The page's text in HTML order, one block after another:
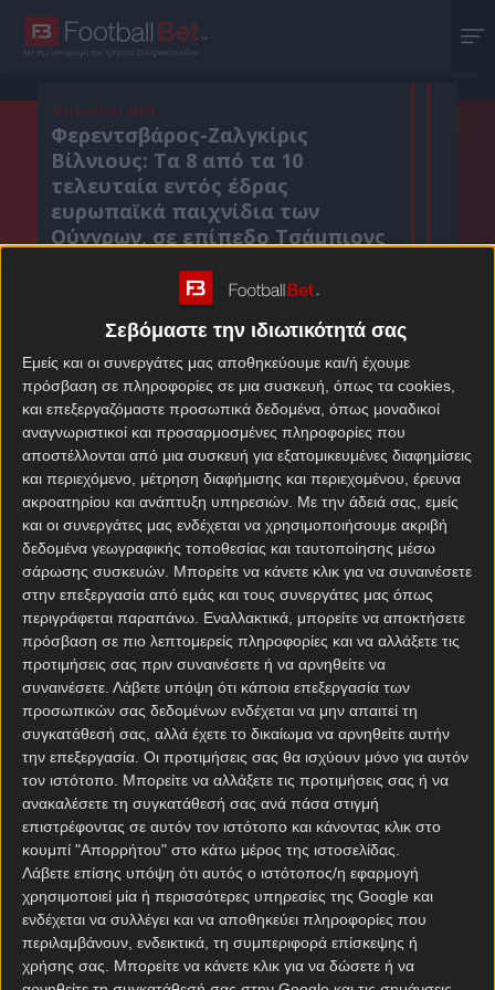
Σεβόμαστε την ιδιωτικότητά σας
Εμείς και οι συνεργάτες μας αποθηκεύουμε και/ή έχουμε
πρόσβαση σε πληροφορίες σε μια συσκευή, όπως τα cookies,
και επεξεργαζόμαστε προσωπικά δεδομένα, όπως μοναδικοί
αναγνωριστικοί και προσαρμοσμένες πληροφορίες που
αποστέλλονται από μια συσκευή για εξατομικευμένες διαφημίσεις
και περιεχόμενο, μέτρηση διαφήμισης και περιεχομένου, έρευνα
ακροατηρίου και ανάπτυξη υπηρεσιών. Με την άδειά σας, εμείς
και οι συνεργάτες μας ενδέχεται να χρησιμοποιήσουμε ακριβή
δεδομένα γεωγραφικής τοποθεσίας και ταυτοποίησης μέσω
σάρωσης συσκευών. Μπορείτε να κάνετε κλικ για να συναινέσετε
στην επεξεργασία από εμάς και τους συνεργάτες μας όπως
περιγράφεται παραπάνω. Εναλλακτικά, μπορείτε να αποκτήσετε
πρόσβαση σε πιο λεπτομερείς πληροφορίες και να αλλάξετε τις
προτιμήσεις σας πριν συναινέσετε ή να αρνηθείτε να
συναινέσετε. Λάβετε υπόψη ότι κάποια επεξεργασία των
προσωπικών σας δεδομένων ενδέχεται να μην απαιτεί τη
συγκατάθεσή σας, αλλά έχετε το δικαίωμα να αρνηθείτε αυτήν
την επεξεργασία. Οι προτιμήσεις σας θα ισχύουν μόνο για αυτόν
τον ιστότοπο. Μπορείτε να αλλάξετε τις προτιμήσεις σας ή να
ανακαλέσετε τη συγκατάθεσή σας ανά πάσα στιγμή
επιστρέφοντας σε αυτόν τον ιστότοπο και κάνοντας κλικ στο
κουμπί "Απορρήτου" στο κάτω μέρος της ιστοσελίδας.
Λάβετε επίσης υπόψη ότι αυτός ο ιστότοπος/η εφαρμογή
χρησιμοποιεί μία ή περισσότερες υπηρεσίες της Google και
ενδέχεται να συλλέγει και να αποθηκεύει πληροφορίες που
περιλαμβάνουν, ενδεικτικά, τη συμπεριφορά επίσκεψης ή
χρήσης σας. Μπορείτε να κάνετε κλικ για να δώσετε ή να
Με την υπογραφή του Χρήστου Σωτηρακόπουλου
20 Ιουλίου 2021
Φερεντσβάρος-Ζαλγκίρις
Βίλνιους: Τα 8 από τα 10
τελευταία εντός έδρας
ευρωπαϊκά παιχνίδια των
Ούγγρων, σε επίπεδο Τσάμπιονς
Κοιν. :
Πρόσθεσε το Footballbet.gr στην Google
ΣΤΟΙΧΗΜΑΤΙΚΕΣ ΠΡΟΣΦΟΡΕΣ *
Αρχική Σελίδα
Χρήστος Σωτηρακόπουλος
Προγνωστικά
Βαθμολογίες - Στατιστικά
Κουπόνι
Πρόγραμμα TV
Προσφορές*